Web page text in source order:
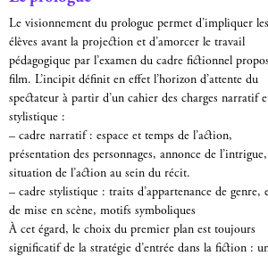
Le visionnement du prologue permet d’impliquer les
élèves avant la projection et d’amorcer le travail
pédagogique par l’examen du cadre fictionnel
film. L’incipit définit en effet l’horizon d’attente du
spectateur à partir d’un cahier des charges narratif
stylistique :
– cadre narratif : espace et temps de l’action,
présentation des personnages, annonce de l’intrigue,
situation de l’action au sein du récit.
– cadre stylistique : traits d’appartenance de genre,
de mise en scène, motifs symboliques
À cet égard, le choix du premier plan est toujours
significatif de la stratégie d’entrée dans la fiction :